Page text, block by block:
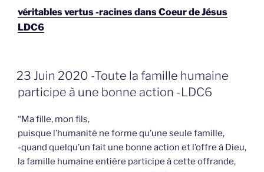
véritables vertus -racines dans Coeur de Jésus
LDC6
GEPLAATST
OP
23 Juin 2020 -Toute la famille humaine
participe à une bonne action -LDC6
“Ma fille, mon fils,
puisque l’humanité ne forme qu’une seule famille,
-quand quelqu’un fait une bonne action et l’offre à Dieu,
la famille humaine entière participe à cette offrande,